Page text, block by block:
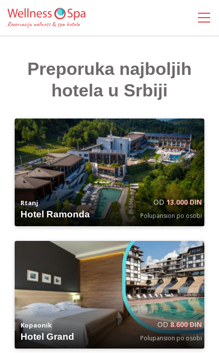
Preporuka najboljih
hotela u Srbiji
Rtanj
Hotel Ramonda
OD13.000 DIN
Polupansion po osobi
Kopaonik
Hotel Grand
OD8.600 DIN
Polupansion po osobi